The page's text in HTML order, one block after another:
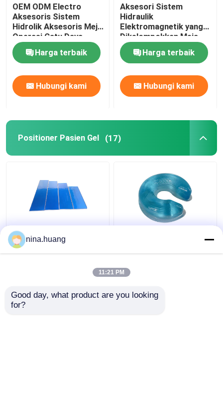
Positioner Pasien Gel
Penempatan Busa
OEM ODM Electro
Aksesoris Sistem
Hidrolik Aksesoris Meja
Operasi Catu Daya
Harga terbaik
Hubungi kami
Aksesori Sistem
Hidraulik
Elektromagnetik yang
Dikelompokkan Meja
Operasi Katup Solenoid
Harga terbaik
Hubungi kami
Positioner Pasien Gel (17)
Silicone Gel Positioner
Pasien Lem TPU
Cincin Kepala Terbuka
Untuk Posisi
nina.huang
11:21 PM
Good day, what product are you looking
for?